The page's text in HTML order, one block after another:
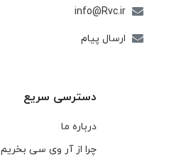
info@Rvc.ir
ارسال پیام
دسترسی سریع
درباره ما
چرا از آر وی سی بخریم